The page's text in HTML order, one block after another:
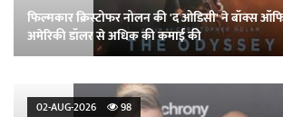
फिल्मकार क्रिस्टोफर नोलन की 'द ओडिसी' ने बॉक्स
अमेरिकी डॉलर से अधिक की कमाई की
02-AUG-2026 98